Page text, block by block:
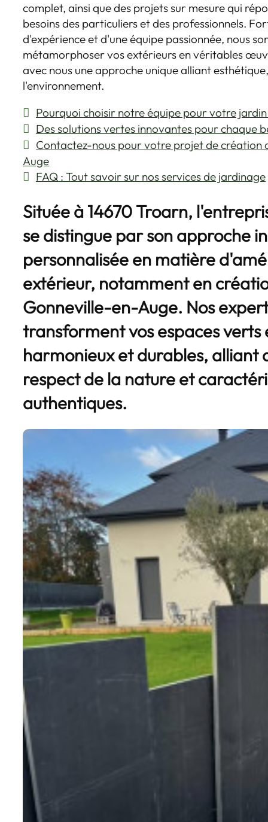
complet, ainsi que des projets sur mesure qui
besoins des particuliers et des professionnels.
d'expérience et d'une équipe passionnée, nous
métamorphoser vos extérieurs en véritables
avec nous une approche unique alliant
l'environnement.
Pourquoi choisir notre équipe pour votre
Des solutions vertes innovantes pour chaque
Contactez-nous pour votre projet de création
Auge
FAQ : Tout savoir sur nos services de jardinage
Située à 14670 Troarn,
se distingue par son approche
personnalisée en matière
extérieur, notamment en
Gonneville-en-Auge. Nos
transforment vos espaces
harmonieux et durables, alliant
respect de la nature et
authentiques.